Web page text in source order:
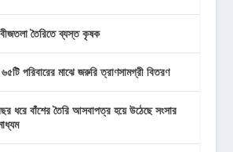
বীজতলা তৈরিতে ব্যস্ত কৃষক
পরিবারের মাঝে জরুরি ত্রাণসামগ্রী বিতরণ
ধরে বাঁশের তৈরি আসবাপত্র হয়ে উঠেছে সংসার